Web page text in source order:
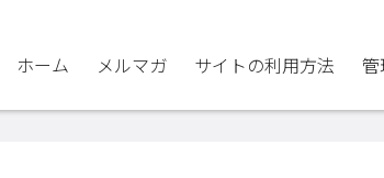
ホーム メルマガ サイトの利用方法